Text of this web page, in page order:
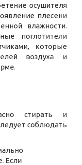
осушителя
плесени
влажности.
поглотители
которые
воздуха и
стирать и
соблюдать
Если